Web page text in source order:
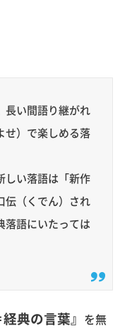
長い間語り継がれ
せ）で楽しめる落
しい落語は「新作
伝（くでん）され
落語にいたっては
典の言葉』 を無